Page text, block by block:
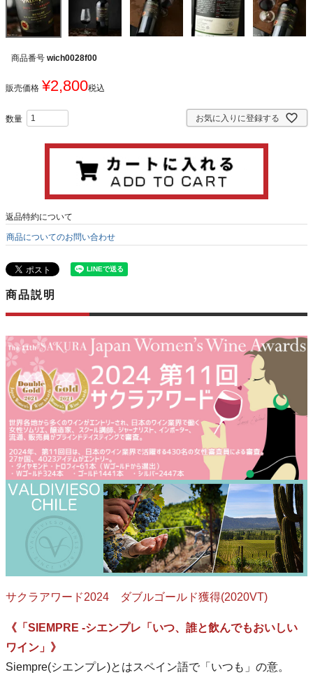
商品番号 wich0028f00
販売価格 ¥2,800税込
お気に入りに登録する
返品特約について
商品についてのお問い合わせ
商品説明
サクラアワード2024 ダブルゴールド獲得(2020VT)
《「SIEMPRE -シエンプレ「いつ、誰と飲んでもおいしい
ワイン」》
Siempre(シエンプレ)とはスペイン語で「いつも」の意。